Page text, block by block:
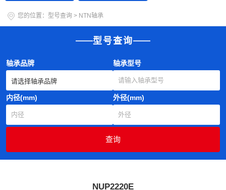
您的位置： 型号查询 > NTN轴承
型号查询
轴承品牌 轴承型号
内径(mm) 外径(mm)
NUP2220E